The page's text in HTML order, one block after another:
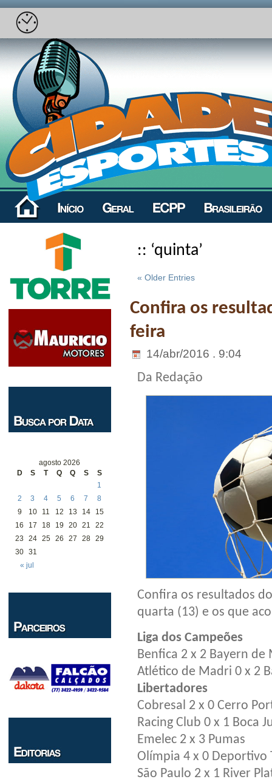
agosto 2026
D
S T Q Q S S
« jul
1
2
3 4 5 6 7
8
9
10 11 12 13 14
15
16
17 18 19 20 21
22
23
24 25 26 27 28 29
30 31
:: ‘quinta’
« Older Entries
Confira os
feira
14/abr/2016 . 9:04
Da Redação
Confira os resultados
quarta (13) e os que
Liga dos Campeões
Benfica 2 x 2 Bayern de
Atlético de Madri 0 x 2
Libertadores
Cobresal 2 x 0 Cerro
Racing Club 0 x 1 Boca
Emelec 2 x 3 Pumas
Olímpia 4 x 0 Deportivo
São Paulo 2 x 1 River